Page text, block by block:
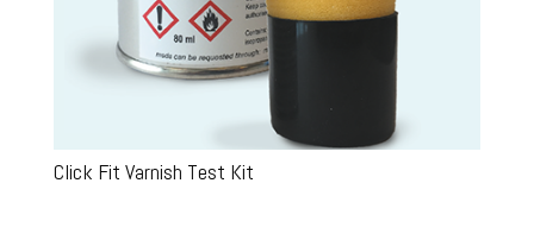
Click Fit Varnish Test Kit